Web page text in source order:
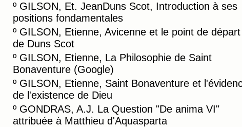
º GILSON, Et. JeanDuns Scot, Introduction à ses
positions fondamentales
º GILSON, Etienne, Avicenne et le point de départ
de Duns Scot
º GILSON, Etienne, La Philosophie de Saint
Bonaventure (Google)
º GILSON, Etienne, Saint Bonaventure et
de l'existence de Dieu
º GONDRAS, A.J. La Question "De anima VI"
attribuée à Matthieu d'Aquasparta